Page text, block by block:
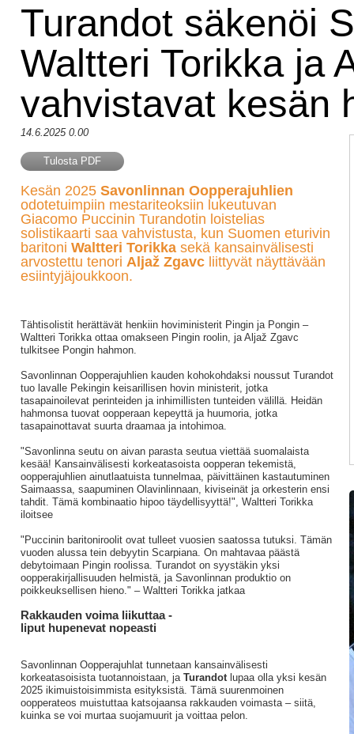
Turandot säkenöi
Waltteri Torikka ja
vahvistavat kesän
14.6.2025 0.00
Tulosta PDF
Kesän 2025 Savonlinnan Oopperajuhlien
odotetuimpiin mestariteoksiin lukeutuvan
Giacomo Puccinin Turandotin loistelias
solistikaarti saa vahvistusta, kun Suomen eturivin
baritoni Waltteri Torikkasekä kansainvälisesti
arvostettu tenori Aljaž Zgavcliittyvät näyttävään
esiintyjäjoukkoon.
Tähtisolistit herättävät henkiin hoviministerit Pingin ja Pongin –
Waltteri Torikka ottaa omakseen Pingin roolin, ja Aljaž Zgavc
tulkitsee Pongin hahmon.
Savonlinnan Oopperajuhlien kauden kohokohdaksi noussut Turandot
tuo lavalle Pekingin keisarillisen hovin ministerit, jotka
tasapainoilevat perinteiden ja inhimillisten tunteiden välillä. Heidän
hahmonsa tuovat oopperaan kepeyttä ja huumoria, jotka
tasapainottavat suurta draamaa ja intohimoa.
"Savonlinna seutu on aivan parasta seutua viettää suomalaista
kesää! Kansainvälisesti korkeatasoista oopperan tekemistä,
oopperajuhlien ainutlaatuista tunnelmaa, päivittäinen kastautuminen
Saimaassa, saapuminen Olavinlinnaan, kiviseinät ja orkesterin ensi
tahdit. Tämä kombinaatio hipoo täydellisyyttä!", Waltteri Torikka
iloitsee
"Puccinin baritoniroolit ovat tulleet vuosien saatossa tutuksi. Tämän
vuoden alussa tein debyytin Scarpiana. On mahtavaa päästä
debytoimaan Pingin roolissa. Turandot on syystäkin yksi
oopperakirjallisuuden helmistä, ja Savonlinnan produktio on
poikkeuksellisen hieno." – Waltteri Torikka jatkaa
Rakkauden voima liikuttaa -
liput hupenevat nopeasti
Savonlinnan Oopperajuhlat tunnetaan kansainvälisesti
korkeatasoisista tuotannoistaan, ja Turandotlupaa olla yksi kesän
2025 ikimuistoisimmista esityksistä. Tämä suurenmoinen
oopperateos muistuttaa katsojaansa rakkauden voimasta – siitä,
kuinka se voi murtaa suojamuurit ja voittaa pelon.